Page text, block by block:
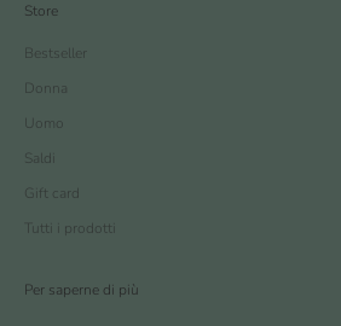
Store
Bestseller
Donna
Uomo
Saldi
Gift card
Tutti i prodotti
Per saperne di più